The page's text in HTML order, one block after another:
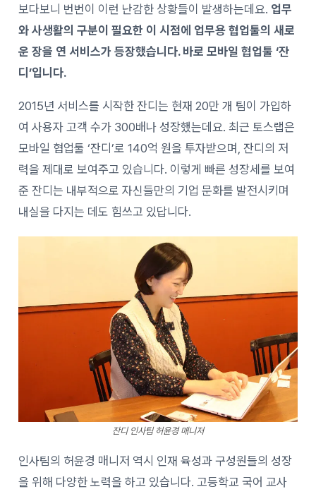
보다보니 번번이 이런 난감한 상황들이 발생하는데요. 업무
와 사생활의 구분이 필요한 이 시점에 업무용 협업툴의 새로
운 장을 연 서비스가 등장했습니다. 바로 모바일 협업툴 ‘잔
디’입니다.
2015년 서비스를 시작한 잔디는 현재 20만 개 팀이 가입하
여 사용자 고객 수가 300배나 성장했는데요. 최근 토스랩은
모바일 협업툴 ‘잔디’로 140억 원을 투자받으며, 잔디의 저
력을 제대로 보여주고 있습니다. 이렇게 빠른 성장세를 보여
준 잔디는 내부적으로 자신들만의 기업 문화를 발전시키며
내실을 다지는 데도 힘쓰고 있답니다.
잔디 인사팀 허윤경 매니저
인사팀의 허윤경 매니저 역시 인재 육성과 구성원들의 성장
을 위해 다양한 노력을 하고 있습니다. 고등학교 국어 교사